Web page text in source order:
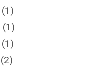
(1)
(1)
(1)
(2)